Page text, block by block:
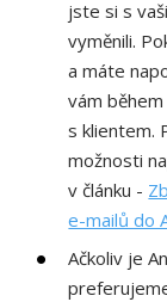
jste si s
vyměnili.
a máte
vám
s klientem.
možnosti
v článku -
e-mailů do
Ačkoliv je